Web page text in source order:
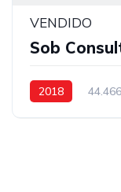
VENDIDO
Sob
2018